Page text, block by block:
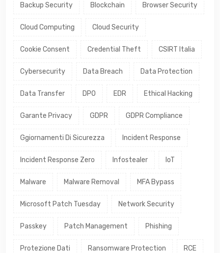
Backup Security Blockchain Browser Security
Cloud Computing Cloud Security
Cookie Consent Credential Theft CSIRT Italia
Cybersecurity Data Breach Data Protection
Data Transfer DPO EDR Ethical Hacking
Garante Privacy GDPR GDPR Compliance
Ggiornamenti Di Sicurezza Incident Response
Incident Response Zero Infostealer IoT
Malware Malware Removal MFA Bypass
Microsoft Patch Tuesday Network Security
Passkey Patch Management Phishing
Protezione Dati Ransomware Protection RCE